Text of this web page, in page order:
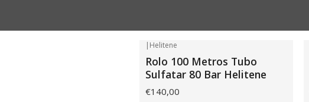
| Helitene
Rolo 100 Metros Tubo
Sulfatar 80 Bar Helitene
€140,00